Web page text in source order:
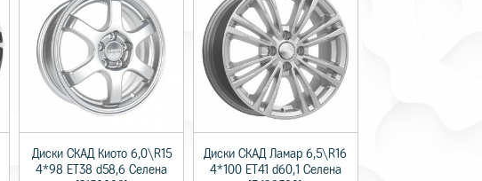
Диски СКАД Киото 6,0\R15
4*98 ET38 d58,6 Селена
Диски СКАД Ламар 6,5\R16
4*100 ET41 d60,1 Селена